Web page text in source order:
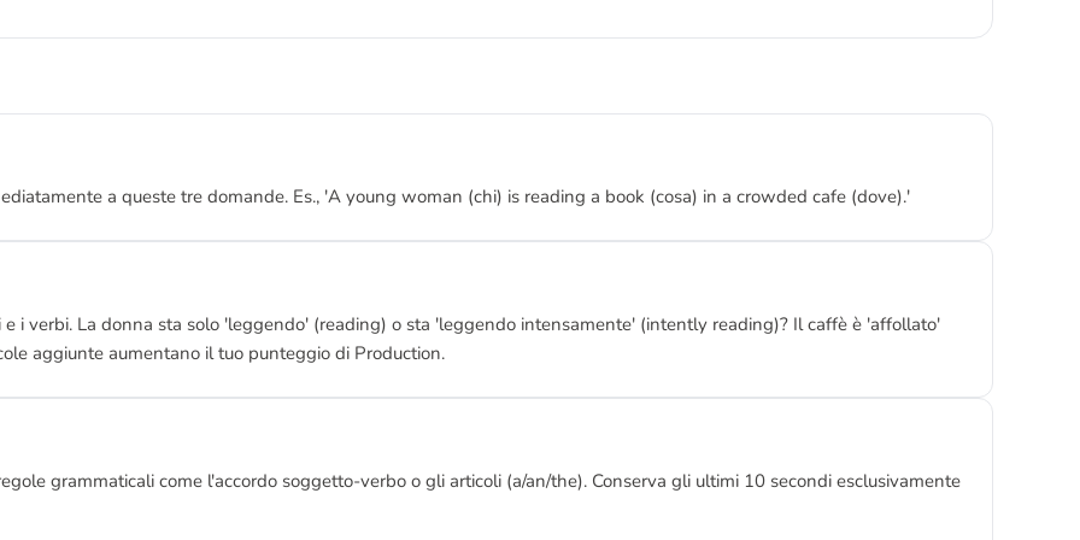
a queste tre domande. Es., 'A young woman (chi) is reading a book (cosa) in a crowded cafe (dove).'
i verbi. La donna sta solo 'leggendo' (reading) o sta 'leggendo intensamente' (intently reading)? Il caffè è 'affollato'
aggiunte aumentano il tuo punteggio di Production.
grammaticali come l'accordo soggetto-verbo o gli articoli (a/an/the). Conserva gli ultimi 10 secondi esclusivamente